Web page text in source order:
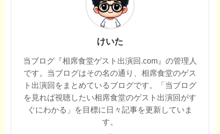
けいた
当ブログ『相席食堂ゲスト出演回.com』の管理人
です。当ブログはその名の通り、相席食堂のゲス
ト出演回をまとめているブログです。「当ブログ
を見れば視聴したい相席食堂のゲスト出演回がす
ぐにわかる」を目標に日々記事を更新していま
す。